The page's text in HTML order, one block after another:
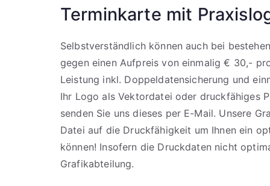
Terminkarte mit
Selbstverständlich können auch bei
gegen einen Aufpreis von einmalig € 30,-
Leistung inkl. Doppeldatensicherung und
Ihr Logo als Vektordatei oder druckfähiges
senden Sie uns dieses per E-Mail. Unsere
Datei auf die Druckfähigkeit um Ihnen ein
können! Insofern die Druckdaten nicht
Grafikabteilung.